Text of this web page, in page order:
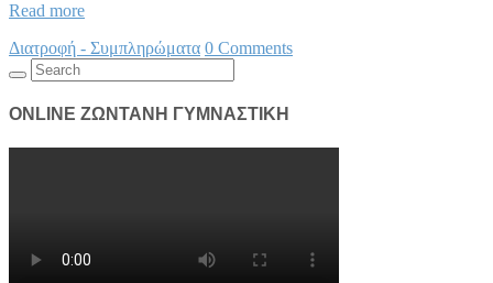
Read moreΚαλές
τροφίμων
που
μαγειρεύουν
Διατροφή - Συμπληρώματα 0 Comments
Search
for:
ONLINE ΖΩΝΤΑΝΗ ΓΥΜΝΑΣΤΙΚΗ